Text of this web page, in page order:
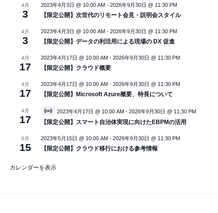
4月
3
2023年4月3日 @ 10:00 AM - 2026年9月30日 @ 11:30 PM
【限定公開】次世代のリモート会見・説明会スタイル
4月
3
2023年4月3日 @ 10:00 AM - 2026年9月30日 @ 11:30 PM
【限定公開】データの利活用による現場の DX 促進
4月
17
2023年4月17日 @ 10:00 AM - 2026年9月30日 @ 11:30 PM
【限定公開】クラウド概要
4月
17
2023年4月17日 @ 10:00 AM - 2026年9月30日 @ 11:30 PM
【限定公開】Microsoft Azure概要、特長について
4月
17
V
i
t
a
イ
ベ
2023年4月17日 @ 10:00 AM - 2026年9月30日 @ 11:30 PM
【限定公開】スマート自治体実現に向けたEBPMの活用
5月
15
2023年5月15日 @ 10:00 AM - 2026年9月30日 @ 11:30 PM
【限定公開】クラウド移行における参考情報
カレンダーを表示